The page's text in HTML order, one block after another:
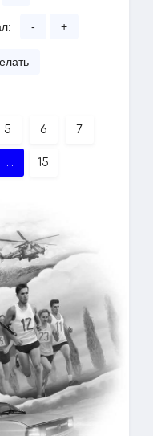
- +
5 6 7
... 15